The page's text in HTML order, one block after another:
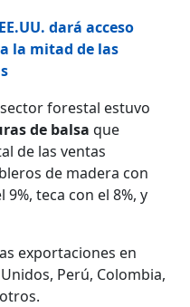
dará acceso
la mitad de las
forestal estuvo
de balsaque
de las ventas
de madera con
teca con el 8%, y
exportaciones en
Perú, Colombia,